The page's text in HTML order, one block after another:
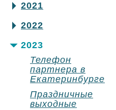
2021
2022
2023
Телефон
партнера в
Екатеринбурге
Праздничные
выходные